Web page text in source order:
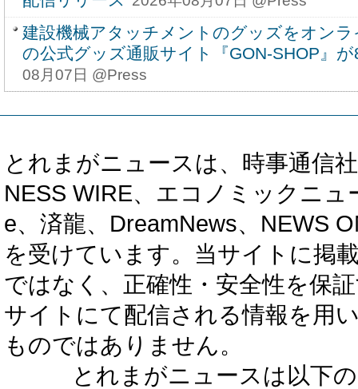
建設機械アタッチメントのグッズをオン
の公式グッズ通販サイト『GON-SHOP』
08月07日 @Press
とれまがニュースは、時事通信
NESS WIRE、エコノミックニ
e、済龍、DreamNews、NEWS
を受けています。当サイトに掲
ではなく、正確性・安全性を保
サイトにて配信される情報を用
ものではありません。
とれまがニュースは以下